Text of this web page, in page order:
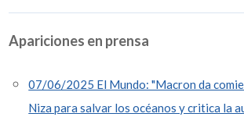
Apariciones en prensa
07/06/2025 El Mundo: "Macron da
Niza para salvar los océanos y critica la